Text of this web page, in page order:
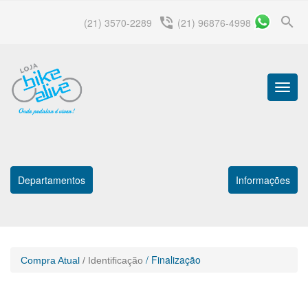
search
(21) 3570-2289 phone_in_talk (21) 96876-4998
Menu
Departamentos Informações
Compra Atual / Identificação / Finalização